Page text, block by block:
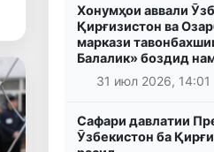
Хонумҳои аввали
Қирғизистон ва
маркази
Балалик» боздид
31 июл 2026, 14:01
Сафари давлатии
Ӯзбекистон ба